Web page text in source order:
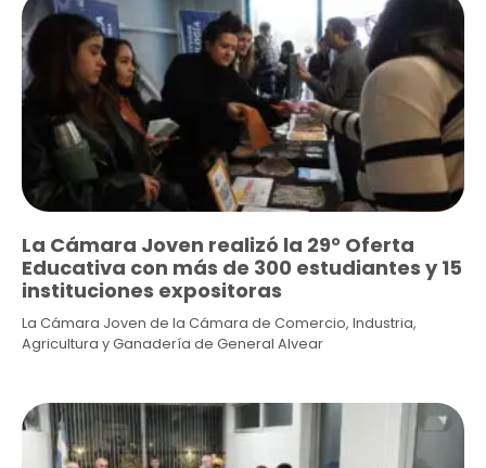
La Cámara Joven realizó la 29° Oferta
Educativa con más de 300 estudiantes y 15
instituciones expositoras
La Cámara Joven de la Cámara de Comercio, Industria,
Agricultura y Ganadería de General Alvear